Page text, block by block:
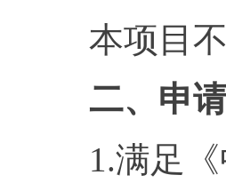
本项目
二、申
1.满足